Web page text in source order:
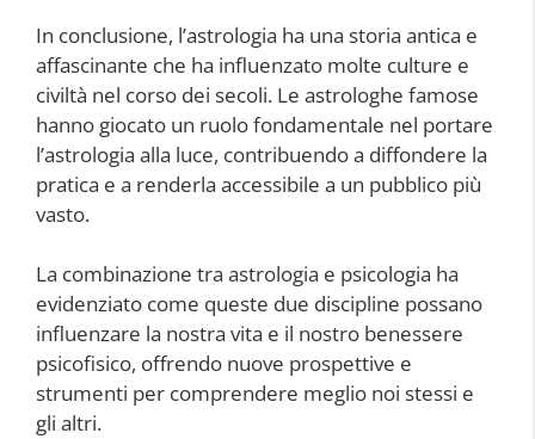
In conclusione, l’astrologia ha una storia antica e
affascinante che ha influenzato molte culture e
civiltà nel corso dei secoli. Le astrologhe famose
hanno giocato un ruolo fondamentale nel portare
l’astrologia alla luce, contribuendo a diffondere la
pratica e a renderla accessibile a un pubblico più
vasto.
La combinazione tra astrologia e psicologia ha
evidenziato come queste due discipline possano
influenzare la nostra vita e il nostro benessere
psicofisico, offrendo nuove prospettive e
strumenti per comprendere meglio noi stessi e
gli altri.